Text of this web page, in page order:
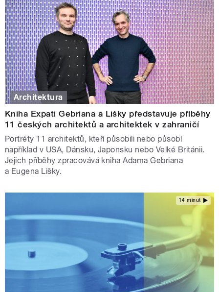
Architektura
Kniha Expati Gebriana a Lišky představuje příběhy
11 českých architektů a architektek v zahraničí
Portréty 11 architektů, kteří působili nebo působí
například v USA, Dánsku, Japonsku nebo Velké Británii.
Jejich příběhy zpracovává kniha Adama Gebriana
a Eugena Lišky.
14 minut